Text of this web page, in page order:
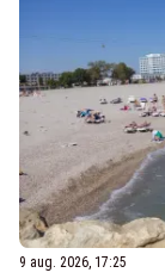
9 aug. 2026, 17:25